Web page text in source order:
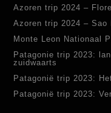
Azoren trip 2024 –
Azoren trip 2024 – Sao
Monte Leon Nationaal
Patagonie trip 2023:
zuidwaarts
Patagonië trip 2023:
Patagonië trip 2023: